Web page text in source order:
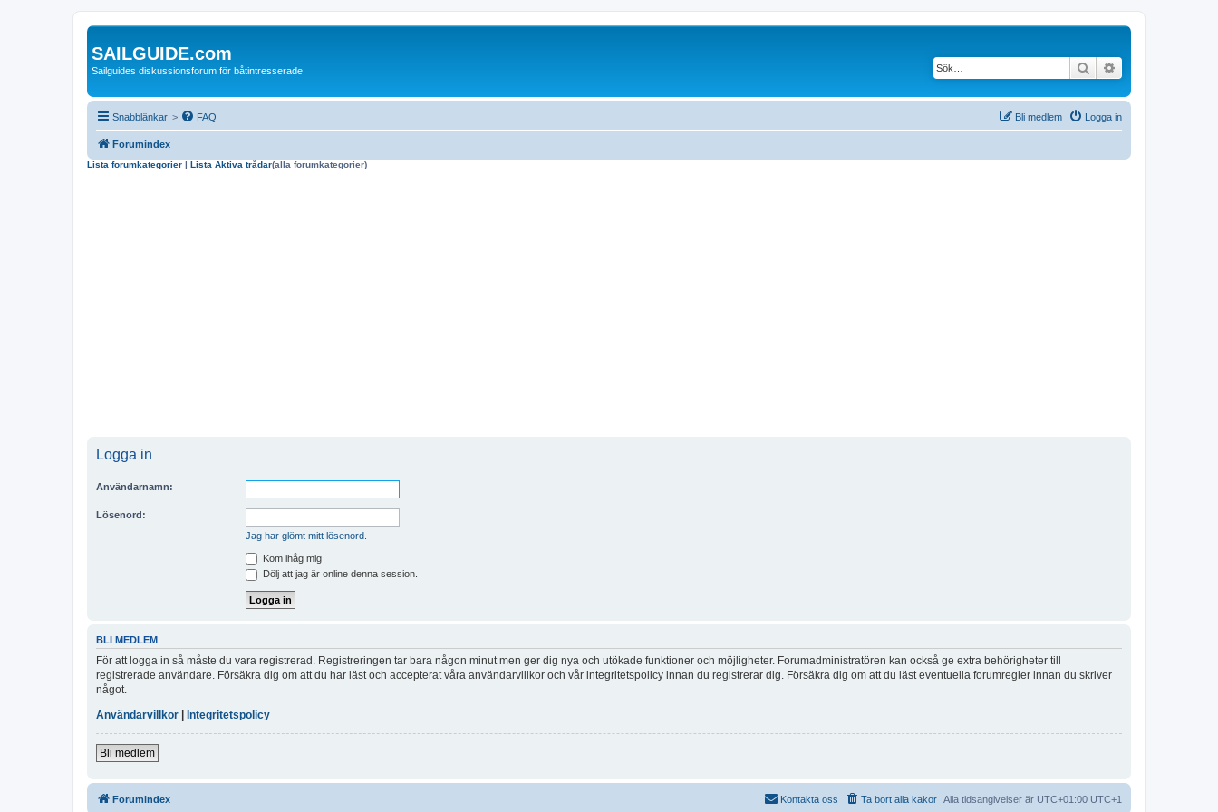
SAILGUIDE.com
Sailguides diskussionsforum för båtintresserade Sök
Snabblänkar > FAQ Logga in
Bli medlem
Forumindex
Lista forumkategorier | Lista Aktiva trådar(alla forumkategorier)
Logga in
Användarnamn:
Lösenord:
Jag har glömt mitt lösenord.
Kom ihåg mig
Dölj att jag är online denna session.
BLI MEDLEM
För att logga in så måste du vara registrerad. Registreringen tar bara någon minut men ger dig nya och utökade funktioner och möjligheter. Forumadministratören kan också ge extra behörigheter till
registrerade användare. Försäkra dig om att du har läst och accepterat våra användarvillkor och vår integritetspolicy innan du registrerar dig. Försäkra dig om att du läst eventuella forumregler innan du skriver
något.
Användarvillkor
Integritetspolicy
Bli medlem
Forumindex Alla tidsangivelser är UTC+01:00 UTC+1
Ta bort alla kakor
Kontakta oss